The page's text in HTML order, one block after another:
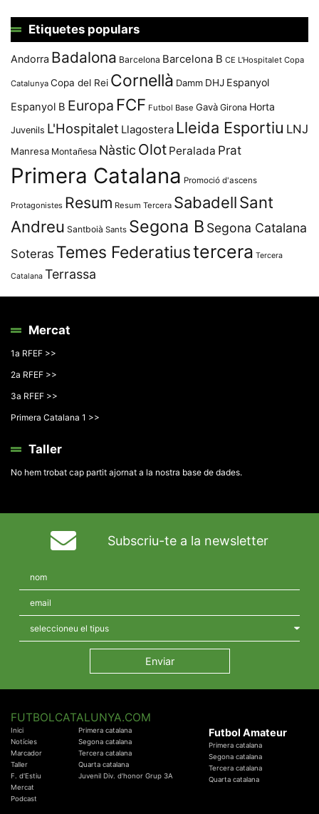
Etiquetes populars
Andorra Badalona Barcelona Barcelona B CE L'Hospitalet Copa
Catalunya Copa del Rei Cornellà Damm DHJ Espanyol
Espanyol B Europa FCF Futbol Base Gavà Girona Horta
Juvenils L'Hospitalet Llagostera Lleida Esportiu LNJ
Manresa Montañesa Nàstic Olot Peralada Prat
Primera Catalana Promoció d'ascens
Protagonistes Resum Resum Tercera SabadellSant
Andreu Santboià Sants Segona B Segona Catalana
Soteras Temes Federatiustercera Tercera
Catalana Terrassa
Mercat
1a RFEF >>
2a RFEF >>
3a RFEF >>
Primera Catalana 1 >>
Taller
No hem trobat cap partit ajornat a la nostra base de dades.
Subscriu-te a la newsletter
FUTBOLCATALUNYA.COM
Inici
Notícies
Marcador
Taller
F. d'Estiu
Mercat
Podcast
Primera catalana
Segona catalana
Tercera catalana
Quarta catalana
Juvenil Div. d'honor Grup 3A
Futbol Amateur
Primera catalana
Segona catalana
Tercera catalana
Quarta catalana